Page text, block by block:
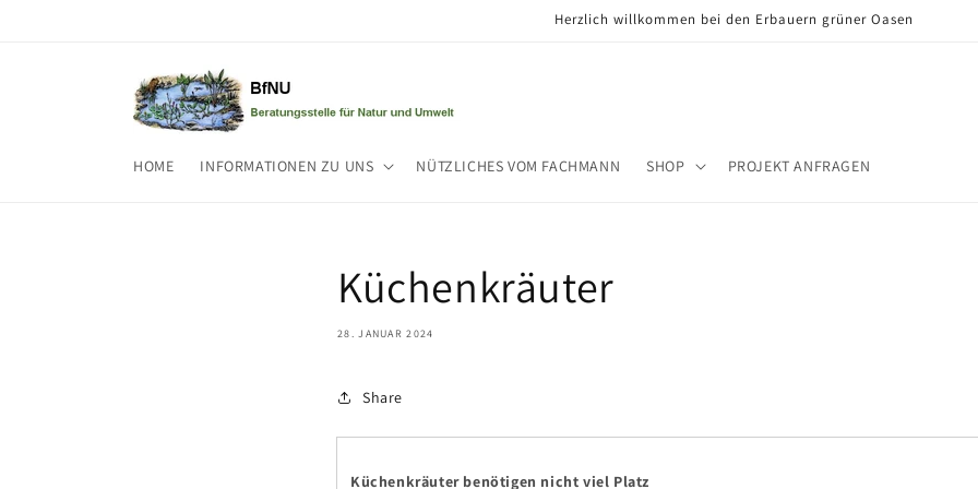
Herzlich willkommen bei den Erbauern grüner Oasen
HOME INFORMATIONEN ZU UNS NÜTZLICHES VOM FACHMANN SHOP PROJEKT ANFRAGEN
Küchenkräuter
28. JANUAR 2024
Share
Küchenkräuter benötigen nicht viel Platz